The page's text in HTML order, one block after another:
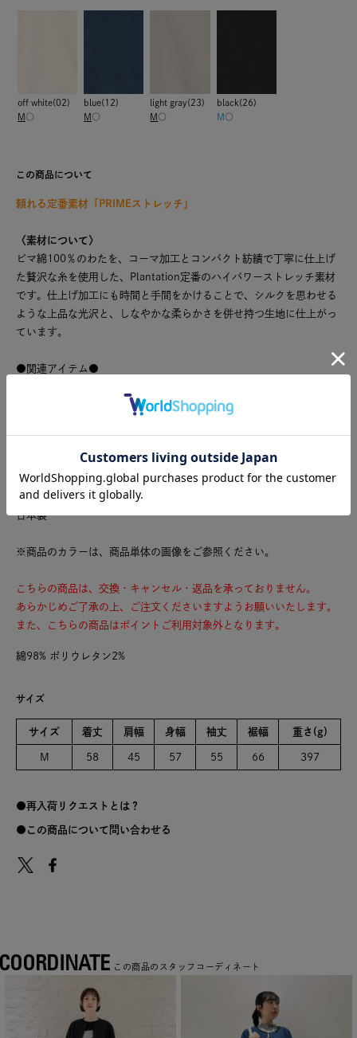
off white(02)
M ○
blue(12)
M ○
light gray(23)
M ○
black(26)
M ○
この商品について
頼れる定番素材「PRIMEストレッチ」
〈素材について〉
ピマ綿100％のわたを、コーマ加工とコンパクト紡績で丁寧に仕上げ
た贅沢な糸を使用した、Plantation定番のハイパワーストレッチ素材
です。仕上げ加工にも時間と手間をかけることで、シルクを思わせる
ような上品な光沢と、しなやかな柔らかさを併せ持つ生地に仕上がっ
ています。
●関連アイテム●
す。1点ごとにサイズや風合い等、特徴が異なりますのでご了承くだ
さい。ご家庭で手洗い可能です。
日本製
※商品のカラーは、商品単体の画像をご参照ください。
こちらの商品は、交換・キャンセル・返品を承っておりません。
あらかじめご了承の上、ご注文くださいますようお願いいたします。
また、こちらの商品はポイントご利用対象外となります。
綿98% ポリウレタン2%
サイズ
サイズ 着丈 肩幅 身幅 袖丈 裾幅 重さ(g)
M 58 45 57 55 66 397
再入荷リクエストとは？
この商品について問い合わせる
この商品のスタッフコーディネート